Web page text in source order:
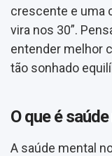
crescente e uma
vira nos 30”.
entender melhor
tão sonhado
O que é
A saúde mental